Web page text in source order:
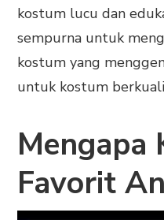
ANAKkostum lucu dan
sempurna untuk
kostum yang
untuk kostum
Mengapa
Favorit